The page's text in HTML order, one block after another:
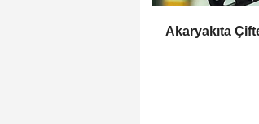
Akaryakıta